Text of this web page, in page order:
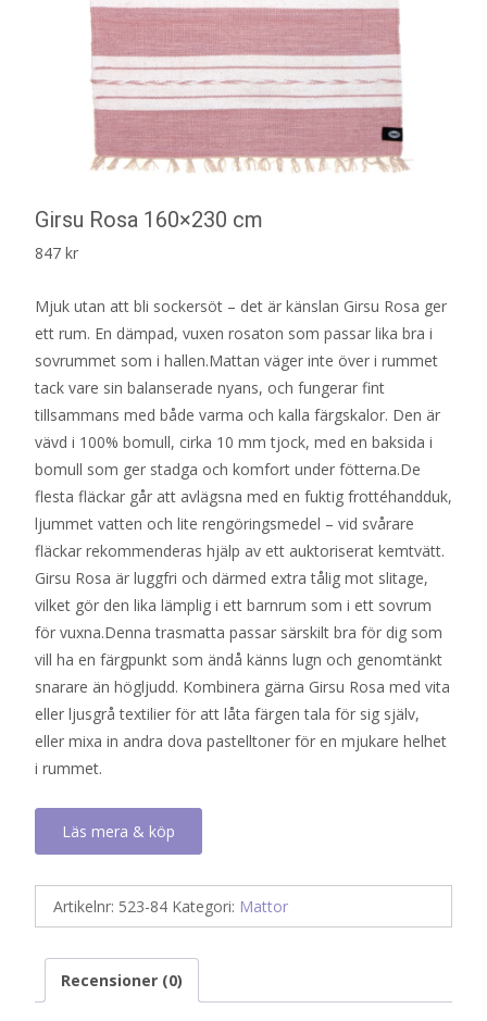
Girsu Rosa 160×230 cm
847 kr
Mjuk utan att bli sockersöt – det är känslan Girsu Rosa ger
ett rum. En dämpad, vuxen rosaton som passar lika bra i
sovrummet som i hallen.Mattan väger inte över i rummet
tack vare sin balanserade nyans, och fungerar fint
tillsammans med både varma och kalla färgskalor. Den är
vävd i 100% bomull, cirka 10 mm tjock, med en baksida i
bomull som ger stadga och komfort under fötterna.De
flesta fläckar går att avlägsna med en fuktig frottéhandduk,
ljummet vatten och lite rengöringsmedel – vid svårare
fläckar rekommenderas hjälp av ett auktoriserat kemtvätt.
Girsu Rosa är luggfri och därmed extra tålig mot slitage,
vilket gör den lika lämplig i ett barnrum som i ett sovrum
för vuxna.Denna trasmatta passar särskilt bra för dig som
vill ha en färgpunkt som ändå känns lugn och genomtänkt
snarare än högljudd. Kombinera gärna Girsu Rosa med vita
eller ljusgrå textilier för att låta färgen tala för sig själv,
eller mixa in andra dova pastelltoner för en mjukare helhet
i rummet.
Läs mera & köp
Artikelnr: 523-84 Kategori: Mattor
Recensioner (0)